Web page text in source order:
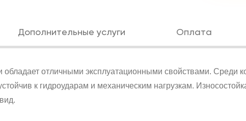
Дополнительные услуги Оплата
обладает отличными эксплуатационными свойствами. Среди
к гидроударам и механическим нагрузкам.